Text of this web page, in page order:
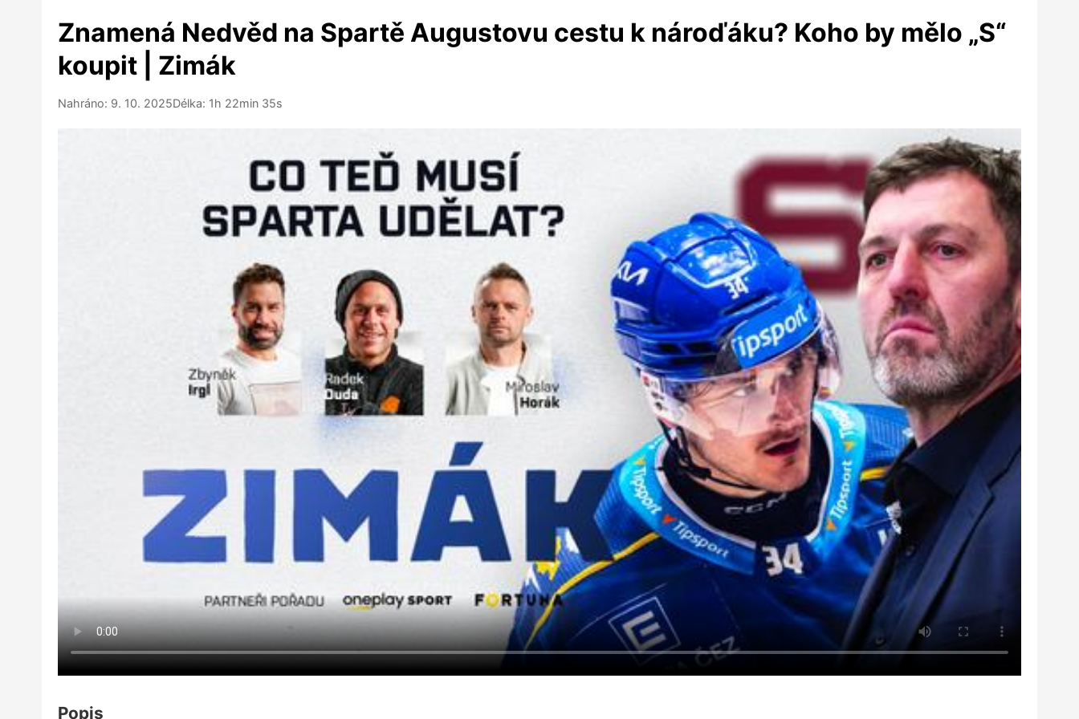
Znamená Nedvěd na Spartě Augustovu cestu k nároďáku? Koho by mělo „S“
koupit | Zimák
Nahráno: 9. 10. 2025Délka: 1h 22min 35s
Popis